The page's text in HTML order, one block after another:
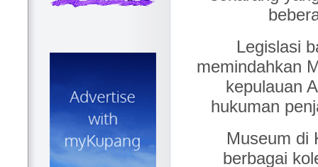
Legislasi
memindahkan
kepulauan
hukuman
Museum di
berbagai